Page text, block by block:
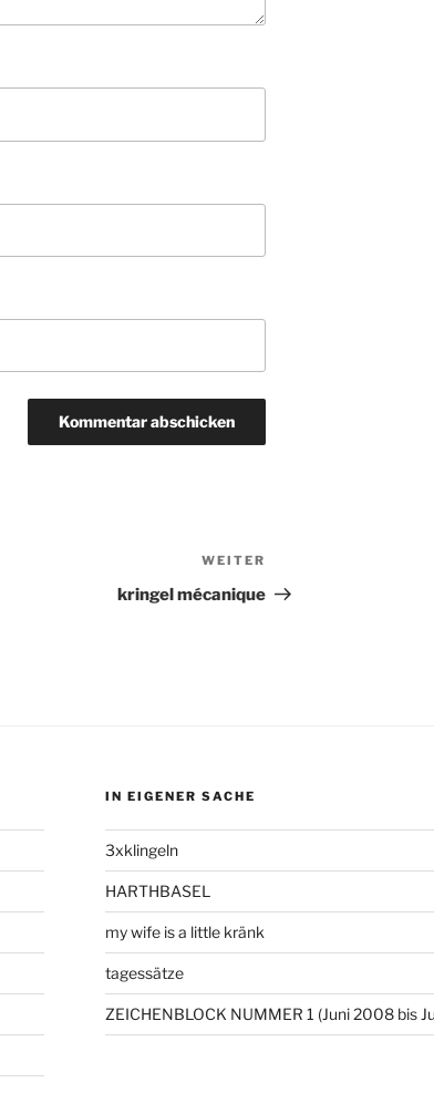
Beitrag
WEITER
kringel mécanique
IN EIGENER SACHE
3xklingeln
HARTHBASEL
my wife is a little kränk
tagessätze
ZEICHENBLOCK NUMMER 1 (Juni 2008 bis